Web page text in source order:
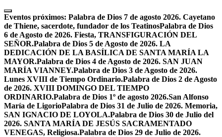
Skip
to
content
Eventos próximos: Palabra de Dios 7 de agosto 2026. Cayetano
de Thiene, sacerdote, fundador de los TeatinosPalabra de Dios
6 de Agosto de 2026. Fiesta, TRANSFIGURACIÓN DEL
SEÑOR.Palabra de Dios 5 de Agosto de 2026. LA
DEDICACIÓN DE LA BASÍLICA DE SANTA MARÍA LA
MAYOR.Palabra de Dios 4 de Agosto de 2026. SAN JUAN
MARÍA VIANNEY.Palabra de Dios 3 de Agosto de 2026.
Lunes XVIII de Tiempo Ordinario.Palabra de Dios 2 de Agosto
de 2026. XVIII DOMINGO DEL TIEMPO
ORDINARIO.Palabra de Dios 1º de agosto 2026.San Alfonso
María de LigorioPalabra de Dios 31 de Julio de 2026. Memoria,
SAN IGNACIO DE LOYOLA.Palabra de Dios 30 de Julio del
2026. SANTA MARÍA DE JESÚS SACRAMENTADO
VENEGAS, Religiosa.Palabra de Dios 29 de Julio de 2026.